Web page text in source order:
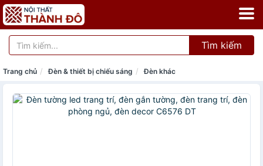
Tìm kiếm
Trang chủ Đèn & thiết bị chiếu sáng Đèn khác